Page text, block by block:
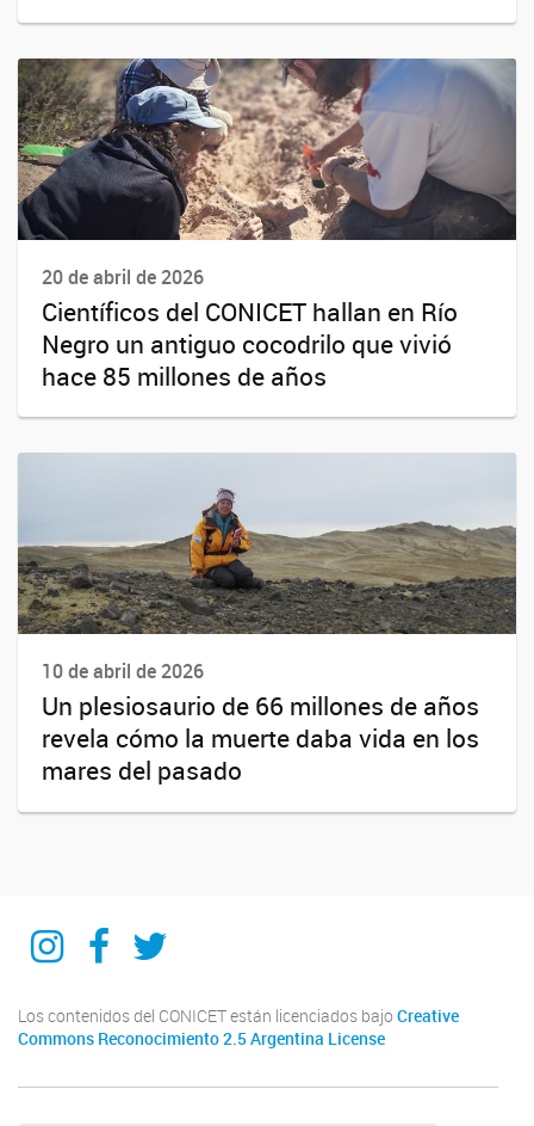
20 de abril de 2026
Científicos del CONICET hallan en Río
Negro un antiguo cocodrilo que vivió
hace 85 millones de años
10 de abril de 2026
Un plesiosaurio de 66 millones de años
revela cómo la muerte daba vida en los
mares del pasado
IIPGIIPG
IIPG
Los contenidos del CONICET están licenciados bajo Creative
Commons Reconocimiento 2.5 Argentina License